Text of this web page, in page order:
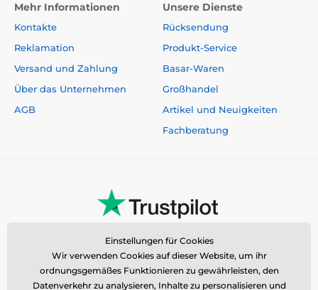
Mehr Informationen
Kontakte
Reklamation
Versand und Zahlung
Über das Unternehmen
AGB
Unsere Dienste
Rücksendung
Produkt-Service
Basar-Waren
Großhandel
Artikel und Neuigkeiten
Fachberatung
Einstellungen für Cookies
Wir verwenden Cookies auf dieser Website, um ihr
ordnungsgemäßes Funktionieren zu gewährleisten, den
Datenverkehr zu analysieren, Inhalte zu personalisieren und